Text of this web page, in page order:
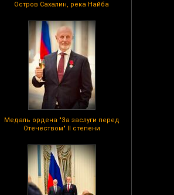
Остров Сахалин, река Найба
Медаль ордена "За заслуги перед
Отечеством" II степени